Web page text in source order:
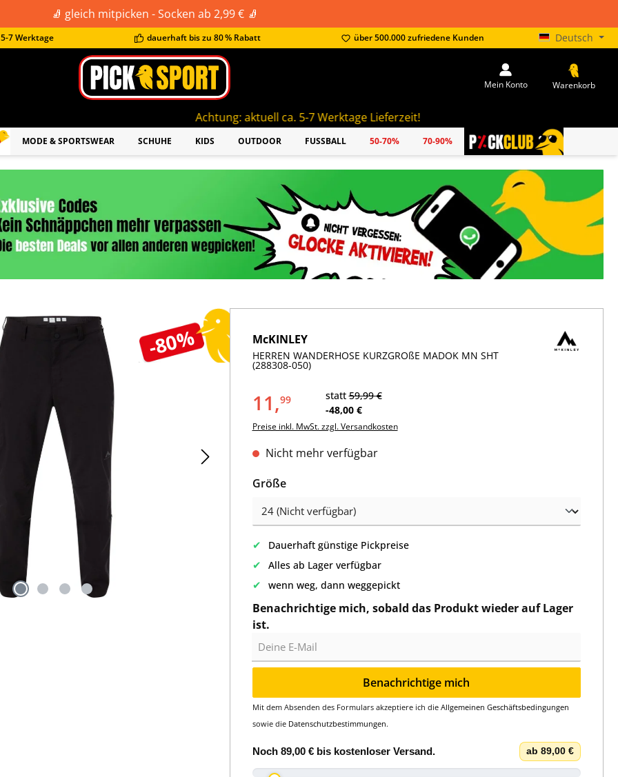
🧦 gleich mitpicken - Socken ab 2,99 € 🧦
7 Werktage dauerhaft bis zu 80 % Rabatt über 500.000 zufriedene Kunden Deutsch
Achtung: aktuell ca. 5-7 Werktage Lieferzeit!
Mein Konto Warenkorb
MODE & SPORTSWEAR SCHUHE KIDS OUTDOOR FUSSBALL 50-70% 70-90% PICKCLUB
-80% McKINLEY
HERREN WANDERHOSE KURZGRÖßE MADOK MN SHT
(288308-050)
11,99 statt59,99 €
-48,00 €
Preise inkl. MwSt. zzgl. Versandkosten
Nicht mehr verfügbar
Größeauswählen
✔ Dauerhaft günstige Pickpreise
✔ Alles ab Lager verfügbar
✔ wenn weg, dann weggepickt
Benachrichtige mich, sobald das Produkt wieder auf Lager
ist.
Benachrichtige mich
Mit dem Absenden des Formulars akzeptiere ich die Allgemeinen Geschäftsbedingungen
sowie die Datenschutzbestimmungen.
Noch 89,00 €bis kostenloser Versand. ab 89,00 €